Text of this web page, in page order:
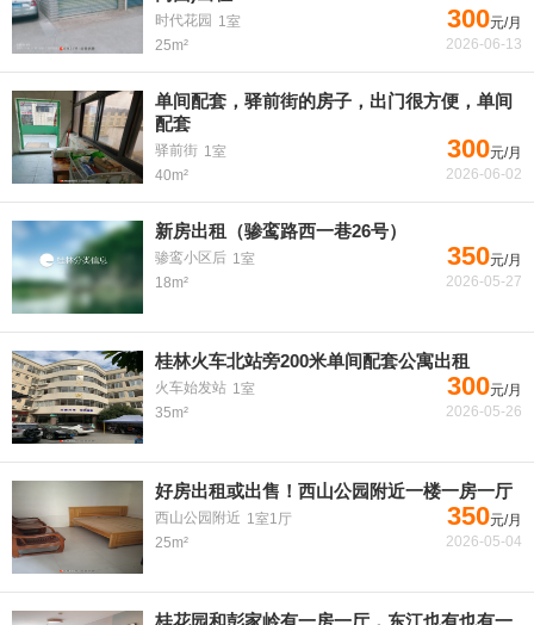
时代花园 1室
25m²
300元/月
2026-06-13
单间配套，驿前街的房子，出门很方便，单间
配套
驿前街 1室
40m²
300元/月
2026-06-02
新房出租（骖鸾路西一巷26号）
骖鸾小区后 1室
18m²
350元/月
2026-05-27
桂林火车北站旁200米单间配套公寓出租
火车始发站 1室
35m²
300元/月
2026-05-26
好房出租或出售！西山公园附近一楼一房一厅
西山公园附近 1室1厅
25m²
350元/月
2026-05-04
桂花园和彭家岭有一房一厅，东江也有也有一